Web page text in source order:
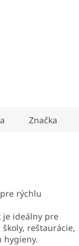
Značka
rýchlu
je ideálny pre
reštaurácie,
hygieny.